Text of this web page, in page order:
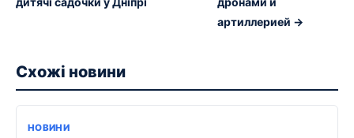
артиллерией →
Схожі новини
НОВИНИ